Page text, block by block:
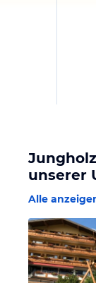
unserer
Alle